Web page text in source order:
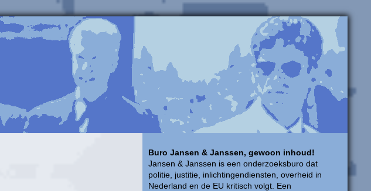
Buro Jansen & Janssen, gewoon inhoud!
Jansen & Janssen is een onderzoeksburo dat
politie, justitie, inlichtingendiensten, overheid in
Nederland en de EU kritisch volgt. Een